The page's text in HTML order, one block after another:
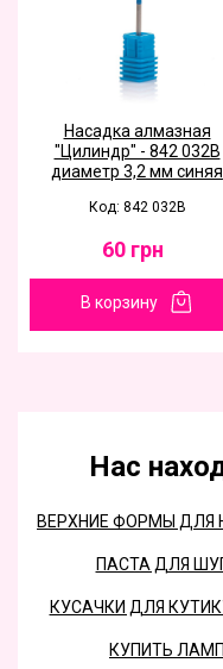
Насадка алмазная
"Цилиндр" - 842 032B
диаметр 3,2 мм синяя
Код: 842 032B
60 грн
В корзину
Нас
ВЕРХНИЕ ФОРМЫ ДЛЯ
ПАСТА ДЛЯ
КУСАЧКИ ДЛЯ
КУПИТЬ